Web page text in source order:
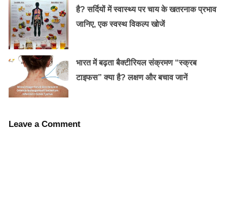
मीट के मुकाबले ज्यादा प्रोटीन:
विटामिन ई और प्रोटीन की प्रचुरता अखरोट में सबसे ज्‍यादा
विटामिन इ और प्रोटीन पाया जाता है। इसमें मीट के मुकाबले ज्‍यादा
प्रोटीन पाया जाता है। तो अगर आप वेजिटेरियन हैं तो इसे रोजना
खाने की आदत डाल लें।
है? सर्दियों में स्वास्थ्य पर चाय के खतरनाक प्रभाव
जानिए, एक स्वस्थ विकल्प खोजें
भारत में बढ़ता बैक्टीरियल संक्रमण “स्क्रब
टाइफस” क्या है? लक्षण और बचाव जानें
Leave a Comment